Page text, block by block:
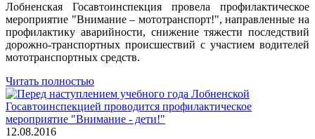
Лобненская Госавтоинспекция провела профилактическое
мероприятие "Внимание – мототранспорт!", направленные на
профилактику аварийности, снижение тяжести последствий
дорожно-транспортных происшествий с участием водителей
мототранспортных средств.
Читать полностью
12.08.2016